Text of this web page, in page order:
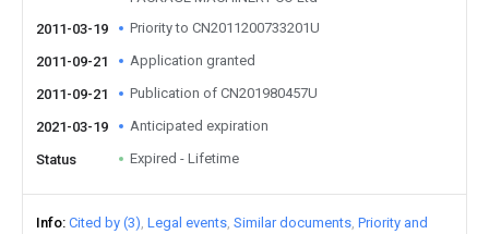
2011-03-19
Priority to CN2011200733201U
2011-09-21 Application granted
2011-09-21 Publication of CN201980457U
2021-03-19 Anticipated expiration
Status Expired - Lifetime
Info Cited by (3) Legal events Similar documents Priority and